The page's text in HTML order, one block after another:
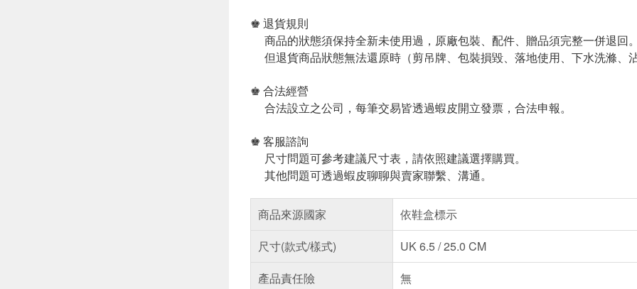
♚ 退貨規則
商品的狀態須保持全新未使用過，原廠包裝、配件、贈品須完整一併退回
但退貨商品狀態無法還原時（剪吊牌、包裝損毀、落地使用、下水洗滌、
♚ 合法經營
合法設立之公司，每筆交易皆透過蝦皮開立發票，合法申報。
♚ 客服諮詢
尺寸問題可參考建議尺寸表，請依照建議選擇購買。
其他問題可透過蝦皮聊聊與賣家聯繫、溝通。
商品來源國家
依鞋盒標示
尺寸(款式/樣式)
UK 6.5 / 25.0 CM
產品責任險
無